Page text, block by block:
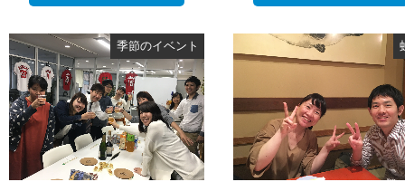
季節のイベント